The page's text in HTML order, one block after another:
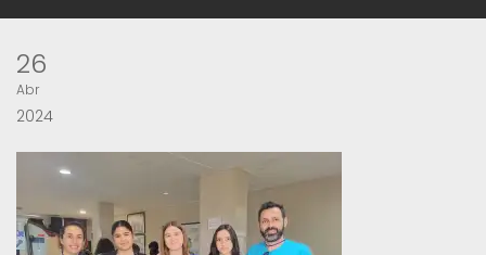
26
Abr
2024